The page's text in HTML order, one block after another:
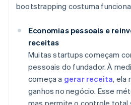
bootstrapping costuma
Economias pessoais e
receitas
Muitas startups começam
pessoais do fundador. À
começa a gerar receita, ela
ganhos no negócio. Esse